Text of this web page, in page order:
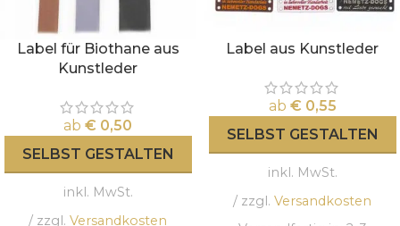
Label für Biothane aus
Kunstleder
ab € 0,50
SELBST GESTALTEN
inkl. MwSt.
/ zzgl. Versandkosten
Label aus Kunstleder
ab € 0,55
SELBST GESTALTEN
inkl. MwSt.
/ zzgl. Versandkosten